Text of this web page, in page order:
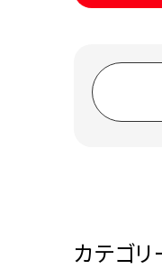
カテゴリ